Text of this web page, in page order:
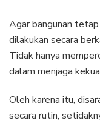
Agar bangunan
dilakukan secara
Tidak hanya
dalam menjaga
Oleh karena itu,
secara rutin,